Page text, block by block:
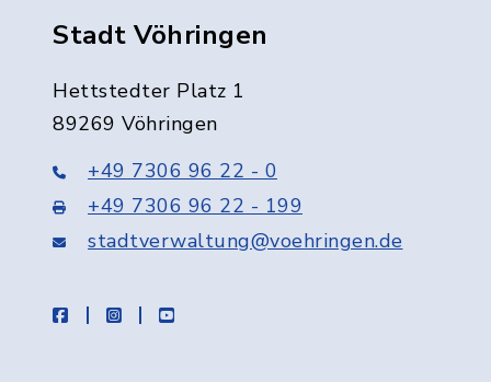
Stadt Vöhringen
Hettstedter Platz 1
89269 Vöhringen
+49 7306 96 22 - 0
+49 7306 96 22 - 199
stadtverwaltung@voehringen.de
facebookinstagramyoutube